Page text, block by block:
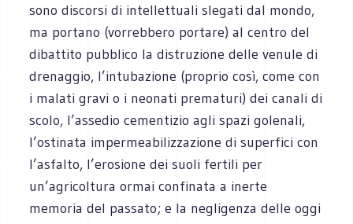
sono discorsi di intellettuali slegati dal mondo,
ma portano (vorrebbero portare) al centro del
dibattito pubblico la distruzione delle venule di
drenaggio, l’intubazione (proprio così, come con
i malati gravi o i neonati prematuri) dei canali di
scolo, l’assedio cementizio agli spazi golenali,
l’ostinata impermeabilizzazione di superfici con
l’asfalto, l’erosione dei suoli fertili per
un’agricoltura ormai confinata a inerte
memoria del passato; e la negligenza delle oggi